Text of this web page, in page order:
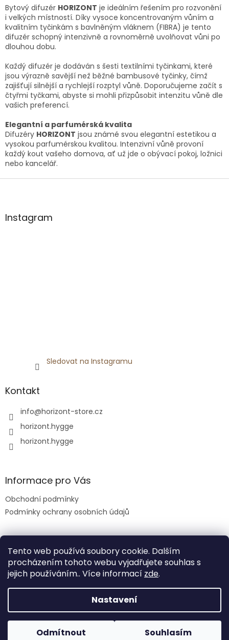
Tento web používá soubory cookie. Dalším
procházením tohoto webu vyjadřujete souhlas s
jejich používáním.. Více informací zde.
Nastavení
Odmítnout Souhlasím
l
á
d
a
p
r
v
k
ý
p
i
s
Bytový difuzér HORIZONT je ideálním řešením pro rozvonění
i velkých místností. Díky vysoce koncentrovaným vůním a
kvalitním tyčinkám s bavlněným vláknem (FIBRA) je tento
difuzér schopný intenzivně a rovnoměrně uvolňovat vůni po
dlouhou dobu.
Každý difuzér je dodáván s šesti textilními tyčinkami, které
jsou výrazně savější než běžné bambusové tyčinky, čímž
zajišťují silnější a rychlejší rozptyl vůně. Doporučujeme začít s
čtyřmi tyčkami, abyste si mohli přizpůsobit intenzitu vůně dle
vašich preferencí.
Elegantní a parfumérská kvalita
Difuzéry HORIZONT jsou známé svou elegantní estetikou a
vysokou parfumérskou kvalitou. Intenzivní vůně provoní
každý kout vašeho domova, ať už jde o obývací pokoj, ložnici
nebo kancelář.
Z
aInstagram
Sledovat na Instagramu
Kontakt
info@horizont-store.cz
horizont.hygge
horizont.hygge
Informace pro Vás
Obchodní podmínky
Podmínky ochrany osobních údajů
Vytvořil Shoptet
Copyright 2026HORIZONT . Všechna práva vyhrazena.